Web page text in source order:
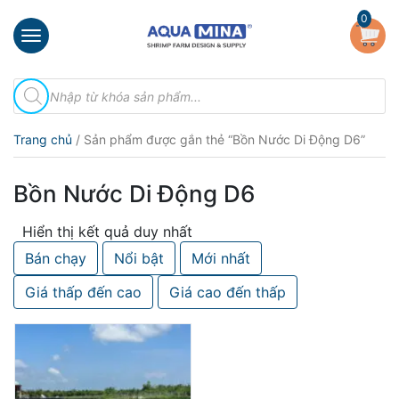
×
chủ
thiệu
phẩm
Đầu
Phun
Vi
Bọt
Khí
Ventek
Hướng
dẫn
0
Tìm
kiếm
sản
Trang chủ / Sản phẩm được gắn thẻ “Bồn Nước Di Động D6”
Bồn Nước Di Động D6
Hiển thị kết quả duy nhất
Bán chạy
Nổi bật
Mới nhất
Giá thấp đến cao
Giá cao đến thấp